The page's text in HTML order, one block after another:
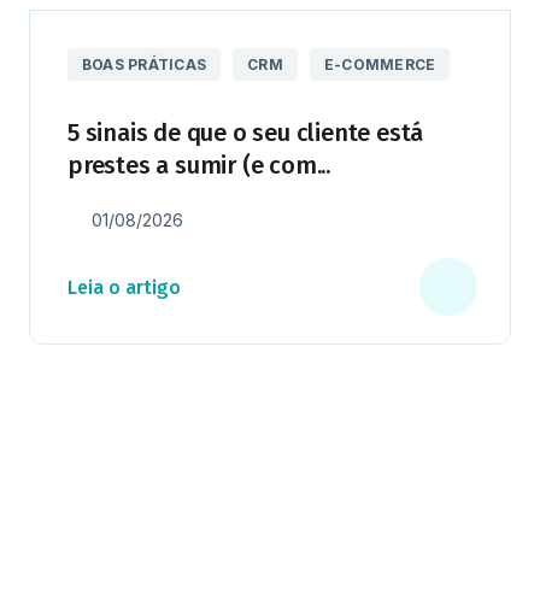
BOAS PRÁTICAS CRM E-COMMERCE
5 sinais de que o seu cliente está
prestes a sumir (e com...
01/08/2026
Leia o artigo